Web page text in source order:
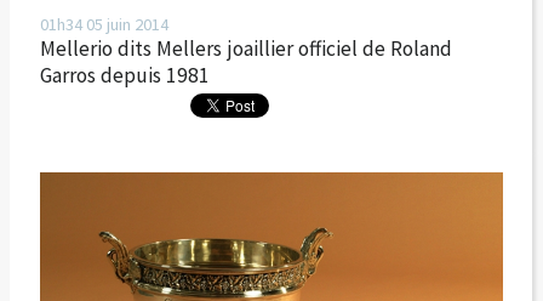
01h34 05 juin 2014
Mellerio dits Mellers joaillier officiel de Roland
Garros depuis 1981